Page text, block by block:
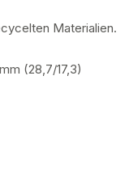
Materialien.
(28,7/17,3)